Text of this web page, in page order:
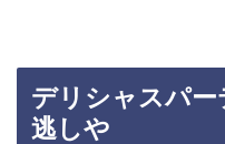
デリシャスパ
逃しや